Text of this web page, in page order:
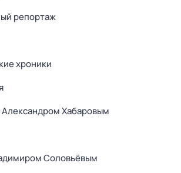
репортаж
хроники
Александром Хабаровым
Соловьёвым